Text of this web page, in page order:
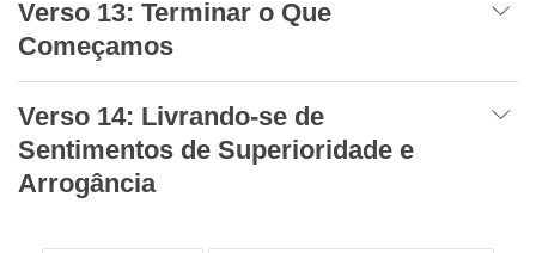
Verso 13: Terminar o Que
Começamos
Verso 14: Livrando-se de
Sentimentos de Superioridade e
Arrogância